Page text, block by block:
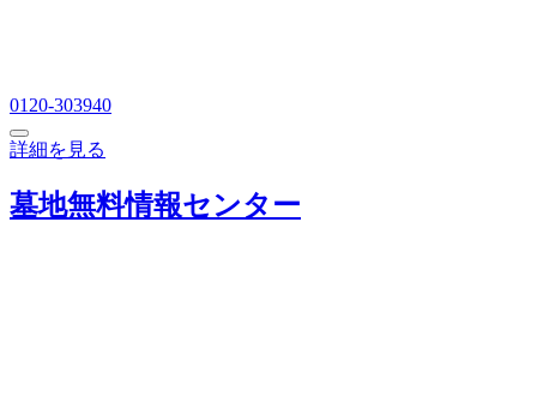
0120-303940
詳細を見る
墓地無料情報センター